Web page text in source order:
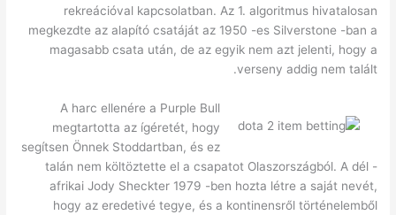
rekreációval kapcsolatban. Az 1. algoritmus hivatalosan
megkezdte az alapító csatáját az 1950 -es Silverstone -ban a
magasabb csata után, de az egyik nem azt jelenti, hogy a
verseny addig nem talált.
A harc ellenére a Purple Bull
megtartotta az ígéretét, hogy
segítsen Önnek Stoddartban, és ez
talán nem költöztette el a csapatot Olaszországból. A dél -
afrikai Jody Sheckter 1979 -ben hozta létre a saját nevét,
hogy az eredetivé tegye, és a kontinensről történelemből